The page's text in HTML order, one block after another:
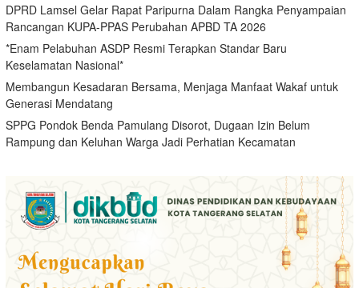
DPRD Lamsel Gelar Rapat Paripurna Dalam Rangka Penyampaian
Rancangan KUPA-PPAS Perubahan APBD TA 2026
*Enam Pelabuhan ASDP Resmi Terapkan Standar Baru
Keselamatan Nasional*
Membangun Kesadaran Bersama, Menjaga Manfaat Wakaf untuk
Generasi Mendatang
SPPG Pondok Benda Pamulang Disorot, Dugaan Izin Belum
Rampung dan Keluhan Warga Jadi Perhatian Kecamatan